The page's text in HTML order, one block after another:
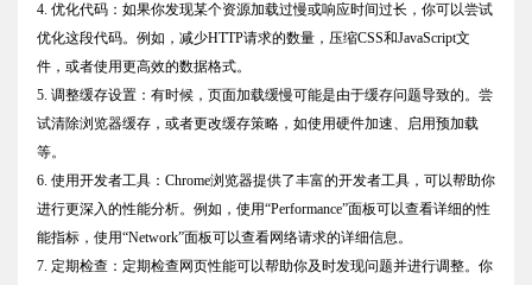
4. 优化代码：如果你发现某个资源加载过慢或响应时间过长，你可以尝试
优化这段代码。例如，减少HTTP请求的数量，压缩CSS和JavaScript文
件，或者使用更高效的数据格式。
5. 调整缓存设置：有时候，页面加载缓慢可能是由于缓存问题导致的。尝
试清除浏览器缓存，或者更改缓存策略，如使用硬件加速、启用预加载
等。
6. 使用开发者工具：Chrome浏览器提供了丰富的开发者工具，可以帮助你
进行更深入的性能分析。例如，使用“Performance”面板可以查看详细的性
能指标，使用“Network”面板可以查看网络请求的详细信息。
7. 定期检查：定期检查网页性能可以帮助你及时发现问题并进行调整。你